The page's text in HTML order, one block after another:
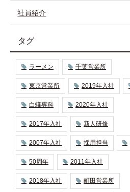
社員紹介
タグ
ラーメン 千葉営業所
東京営業所 2019年入社
白蟻専科 2020年入社
2017年入社 新人研修
2007年入社 採用担当
50周年 2011年入社
2018年入社 町田営業所